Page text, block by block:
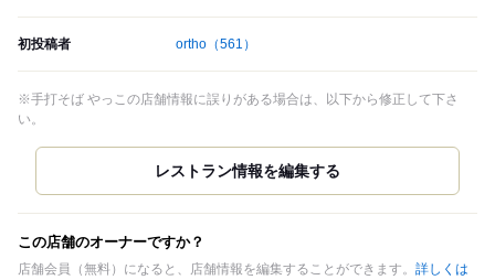
初投稿者 ortho （561）
※手打そば やっこの店舗情報に誤りがある場合は、以下から修正して下さ
い。
この店舗のオーナーですか？
店舗会員（無料）になると、店舗情報を編集することができます。 詳しくは